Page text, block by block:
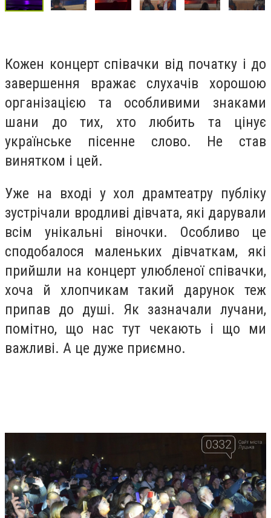
Кожен концерт співачки від початку і до
завершення вражає слухачів хорошою
організацією та особливими знаками
шани до тих, хто любить та цінує
українське пісенне слово. Не став
винятком і цей.
Уже на вході у хол драмтеатру публіку
зустрічали вродливі дівчата, які дарували
всім унікальні віночки. Особливо це
сподобалося маленьких дівчаткам, які
прийшли на концерт улюбленої співачки,
хоча й хлопчикам такий дарунок теж
припав до душі. Як зазначали лучани,
помітно, що нас тут чекають і що ми
важливі. А це дуже приємно.